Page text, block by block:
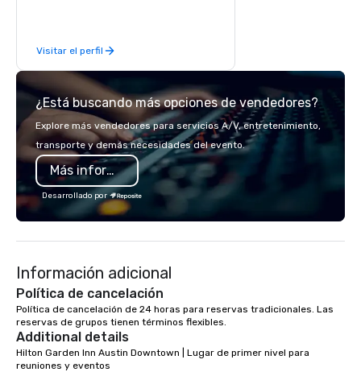
Multi-stage Festival Production; we
strive to ensure we meet your
standards at your budget level. Our
number one goal is for our clients to
effectively communicate their vision
in the way they want it delivered – an
Ideal Event.
Visitar el perfil
¿Está buscando más opciones de vendedores?
Explore más vendedores para servicios A/V, entretenimiento,
transporte y demás necesidades del evento.
Más información
Desarrollado por
Información adicional
Política de cancelación
Política de cancelación de 24 horas para reservas tradicionales. Las
reservas de grupos tienen términos flexibles.
Additional details
Hilton Garden Inn Austin Downtown | Lugar de primer nivel para
reuniones y eventos